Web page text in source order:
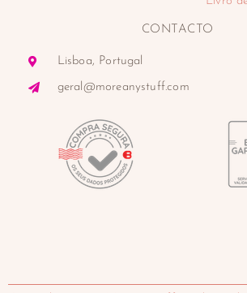
CONTACTO
Lisboa, Portugal
geral@moreanystuff.com